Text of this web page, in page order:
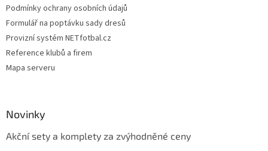
Podmínky ochrany osobních údajů
Formulář na poptávku sady dresů
Provizní systém NETfotbal.cz
Reference klubů a firem
Mapa serveru
Novinky
Akční sety a komplety za zvýhodněné ceny